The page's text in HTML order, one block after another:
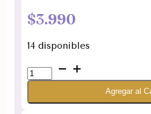
$3.990
14 disponibles
Sahumerios
Mágicos
Agregar al